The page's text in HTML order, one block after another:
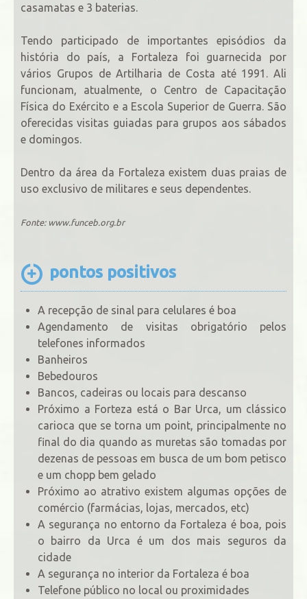
casamatas e 3 baterias.
Tendo participado de importantes episódios da
história do país, a Fortaleza foi guarnecida por
vários Grupos de Artilharia de Costa até 1991. Ali
funcionam, atualmente, o Centro de Capacitação
Física do Exército e a Escola Superior de Guerra. São
oferecidas visitas guiadas para grupos aos sábados
e domingos.
Dentro da área da Fortaleza existem duas praias de
uso exclusivo de militares e seus dependentes.
Fonte: www.funceb.org.br
pontos positivos
A recepção de sinal para celulares é boa
Agendamento de visitas obrigatório pelos
telefones informados
Banheiros
Bebedouros
Bancos, cadeiras ou locais para descanso
Próximo a Forteza está o Bar Urca, um clássico
carioca que se torna um point, principalmente no
final do dia quando as muretas são tomadas por
dezenas de pessoas em busca de um bom petisco
e um chopp bem gelado
Próximo ao atrativo existem algumas opções de
comércio (farmácias, lojas, mercados, etc)
A segurança no entorno da Fortaleza é boa, pois
o bairro da Urca é um dos mais seguros da
cidade
A segurança no interior da Fortaleza é boa
Telefone público no local ou proximidades